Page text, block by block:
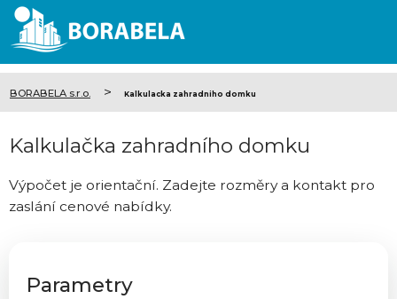
BORABELA s.r.o. > Kalkulacka zahradniho domku
Kalkulačka zahradního domku
Výpočet je orientační. Zadejte rozměry a kontakt pro
zaslání cenové nabídky.
Parametry